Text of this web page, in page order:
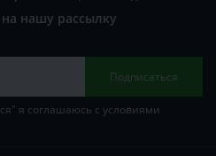
нашу рассылку
Подписаться
я соглашаюсь с условиями